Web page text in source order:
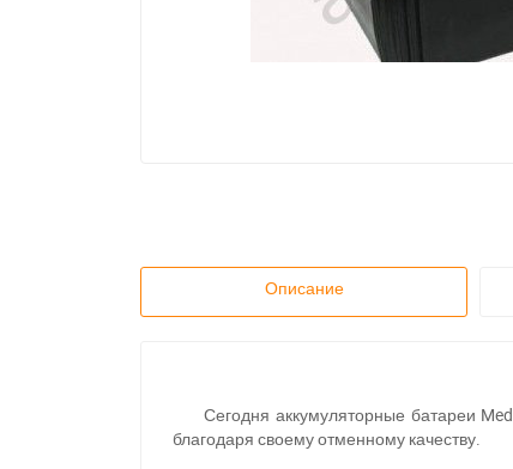
Описание
Сегодня аккумуляторные батареи
благодаря своему отменному качеству.